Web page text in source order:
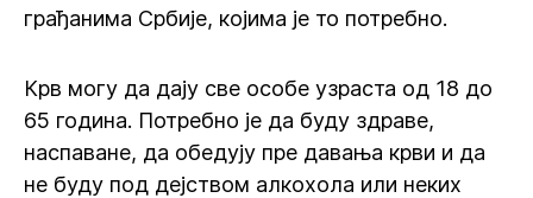
грађанима Србије, којима је то потребно.
Крв могу да дају све особе узраста од 18 до
65 година. Потребно је да буду здраве,
наспаване, да обедују пре давања крви и да
не буду под дејством алкохола или неких